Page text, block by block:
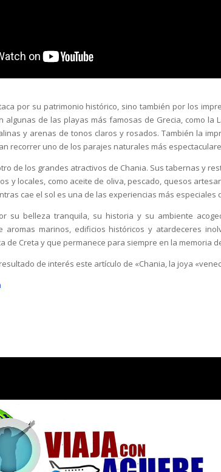
por su patrimonio histórico, sino también por los
algunas de las playas más famosas de Grecia, como la
y arenas de tonos claros y rosados. También la
recorrer uno de los parajes naturales más
de los grandes atractivos de Chania. Sus tabernas y
y locales, como aceite de oliva, pescado, quesos
cae el sol es una de las experiencias más especiales
su belleza tranquila, su historia y su ambiente
aromas marinos, edificios históricos y atardeceres
de Creta y que permanece para siempre en la memoria
de interés este artículo de «Chania, la joya